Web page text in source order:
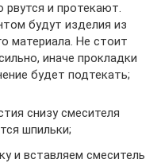
и протекают.
будут изделия из
материала. Не стоит
иначе прокладки
будет подтекать;
снизу смесителя
шпильки;
и вставляем смеситель